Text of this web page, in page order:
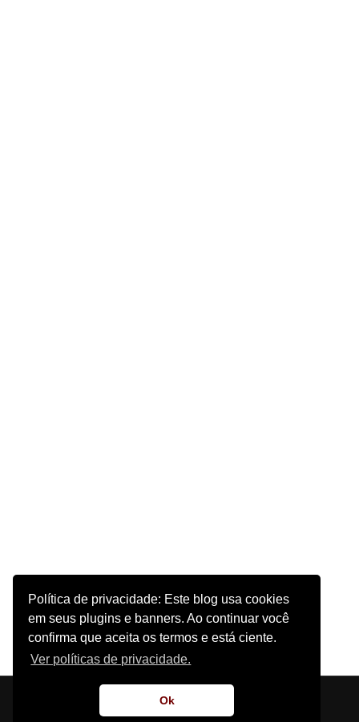
Política de privacidade: Este blog usa cookies
em seus plugins e banners. Ao continuar você
confirma que aceita os termos e está ciente.
Ver políticas de privacidade.
Ok
Sobre o Site